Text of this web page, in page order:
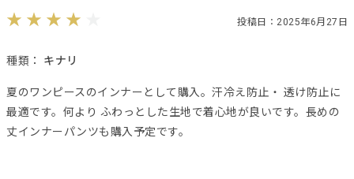
投稿日：2025年6月27日
種類： キナリ
夏のワンピースのインナーとして購入。汗冷え防止・ 透け防止に
最適です。何より ふわっとした生地で着心地が良いです。長めの
丈インナーパンツも購入予定です。